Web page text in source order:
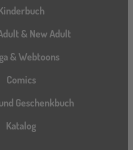
& New Adult
& Webtoons
Comics
Geschenkbuch
Katalog
Katalog